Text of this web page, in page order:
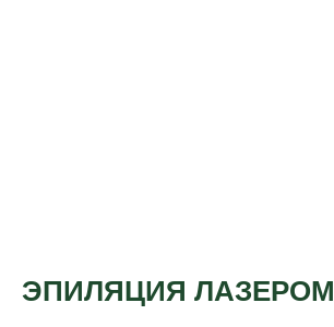
ЭПИЛЯЦИЯ ЛАЗЕРОМ